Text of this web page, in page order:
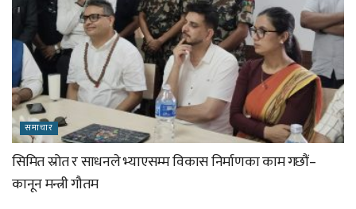
समाचार
सिमित स्रोत र साधनले भ्याएसम्म विकास निर्माणका काम गछौं–
कानून मन्त्री गौतम